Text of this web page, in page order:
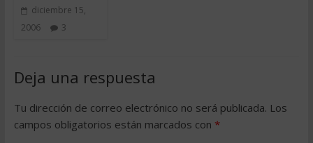
diciembre 15,
2006
3
Deja una respuesta
Tu dirección de correo electrónico no será publicada. Los
campos obligatorios están marcados con *